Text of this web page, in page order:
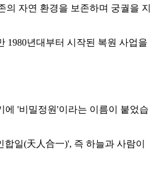
자연 환경을 보존하며 궁궐을 지
1980년대부터 시작된 복원 사업을
에 '비밀정원'이라는 이름이 붙었습
일(天人合一)', 즉 하늘과 사람이